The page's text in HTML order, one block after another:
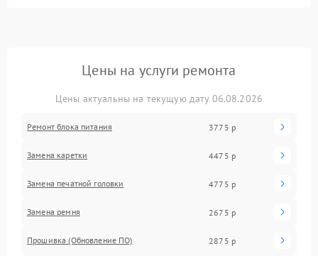
Цены на услуги ремонта
Цены актуальны на текущую дату 06.08.2026
Ремонт блока питания 3775 р
Замена каретки 4475 р
Замена печатной головки 4775 р
Замена ремня 2675 р
Прошивка (Обновление ПО) 2875 р